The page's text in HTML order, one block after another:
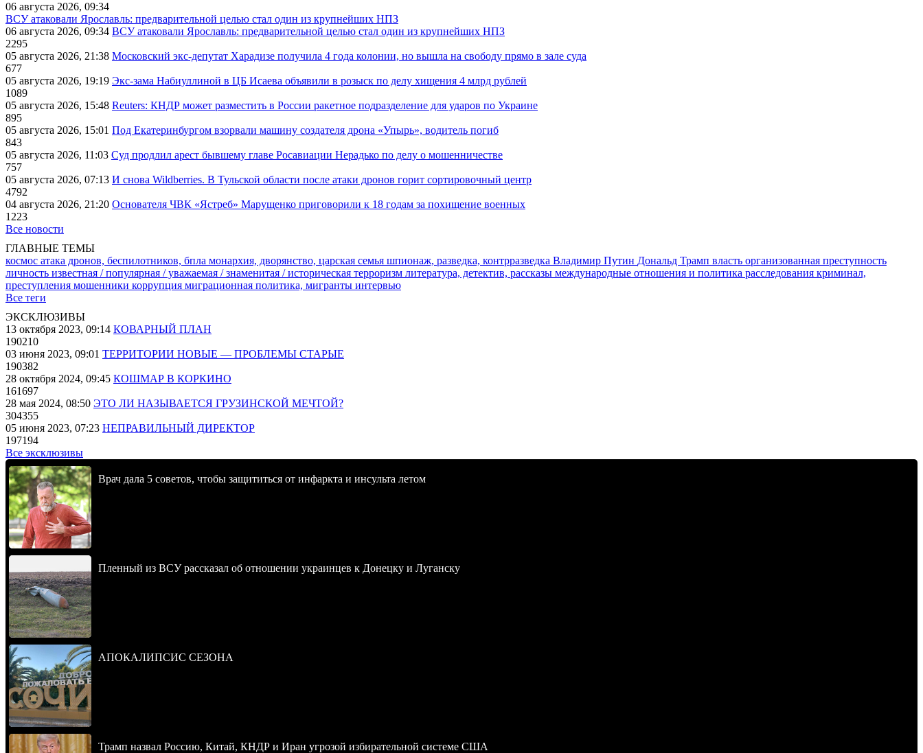
06 августа 2026, 09:34
ВСУ атаковали Ярославль: предварительной целью стал один из крупнейших НПЗ
06 августа 2026, 09:34 ВСУ атаковали Ярославль: предварительной целью стал один из крупнейших НПЗ
2295
05 августа 2026, 21:38 Московский экс-депутат Харадизе получила 4 года колонии, но вышла на свободу прямо в зале суда
677
05 августа 2026, 19:19 Экс-зама Набиуллиной в ЦБ Исаева объявили в розыск по делу хищения 4 млрд рублей
1089
05 августа 2026, 15:48 Reuters: КНДР может разместить в России ракетное подразделение для ударов по Украине
895
05 августа 2026, 15:01 Под Екатеринбургом взорвали машину создателя дрона «Упырь», водитель погиб
843
05 августа 2026, 11:03 Суд продлил арест бывшему главе Росавиации Нерадько по делу о мошенничестве
757
05 августа 2026, 07:13 И снова Wildberries. В Тульской области после атаки дронов горит сортировочный центр
4792
04 августа 2026, 21:20 Основателя ЧВК «Ястреб» Марущенко приговорили к 18 годам за похищение военных
1223
Все новости
ГЛАВНЫЕ ТЕМЫ
космос атака дронов, беспилотников, бпла монархия, дворянство, царская семья шпионаж, разведка, контрразведка Владимир Путин Дональд Трамп власть организованная преступность
личность известная / популярная / уважаемая / знаменитая / историческая терроризм литература, детектив, рассказы международные отношения и политика расследования криминал,
преступления мошенники коррупция миграционная политика, мигранты интервью
Все теги
ЭКСКЛЮЗИВЫ
13 октября 2023, 09:14 КОВАРНЫЙ ПЛАН
190210
03 июня 2023, 09:01 ТЕРРИТОРИИ НОВЫЕ — ПРОБЛЕМЫ СТАРЫЕ
190382
28 октября 2024, 09:45 КОШМАР В КОРКИНО
161697
28 мая 2024, 08:50 ЭТО ЛИ НАЗЫВАЕТСЯ ГРУЗИНСКОЙ МЕЧТОЙ?
304355
05 июня 2023, 07:23 НЕПРАВИЛЬНЫЙ ДИРЕКТОР
197194
Все эксклюзивы
Врач дала 5 советов, чтобы защититься от инфаркта и инсульта летом
Пленный из ВСУ рассказал об отношении украинцев к Донецку и Луганску
АПОКАЛИПСИС СЕЗОНА
Трамп назвал Россию, Китай, КНДР и Иран угрозой избирательной системе США